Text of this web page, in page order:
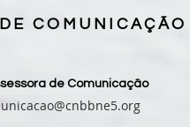
COMUNICAÇÃO
de Comunicação